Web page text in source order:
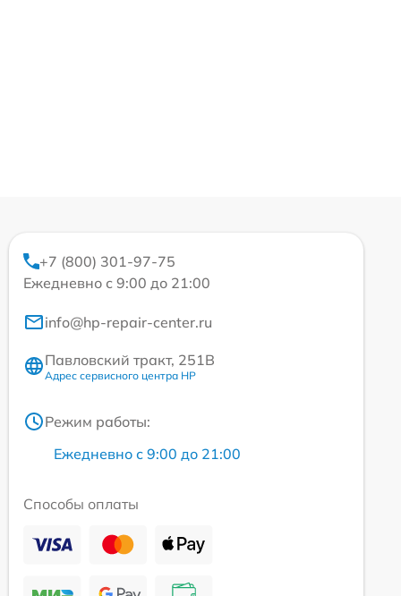
+7 (800) 301-97-75
Ежедневно с 9:00 до 21:00
info@hp-repair-center.ru
Павловский тракт, 251В
Адрес сервисного центра HP
Режим работы:
Ежедневно с 9:00 до 21:00
Способы оплаты